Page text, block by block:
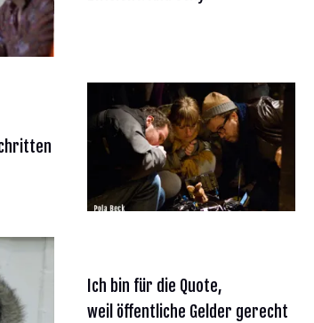
Ich bin für die Quote,
weil öffentliche Gelder gerecht